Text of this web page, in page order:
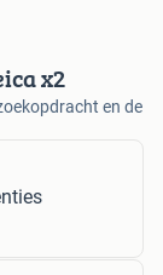
x2
en de